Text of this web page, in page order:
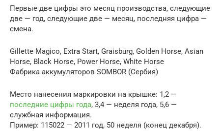
Первые две цифры это месяц производства, следующие
две — год, следующие две — месяц, последняя цифра —
смена.
Gillette Magico, Extra Start, Graisburg, Golden Horse, Asian
Horse, Black Horse, Power Horse, White Horse
Фабрика аккумуляторов SOMBOR (Сербия)
Место нанесения маркировки на крышке: 1,2 —
последние цифры года, 3,4 — неделя года, 5,6 —
службная информация.
Пример: 115022 — 2011 год, 50 неделя (конец декабря).